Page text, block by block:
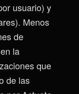
usuario) y
Menos
de
la
que
de las